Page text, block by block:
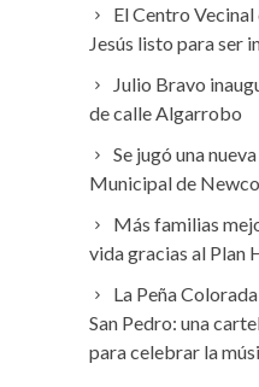
El Centro
Jesús listo para ser
Julio Bravo
de calle Algarrobo
Se jugó una
Municipal de
Más familias
vida gracias al Plan
La Peña
San Pedro: una
para celebrar la